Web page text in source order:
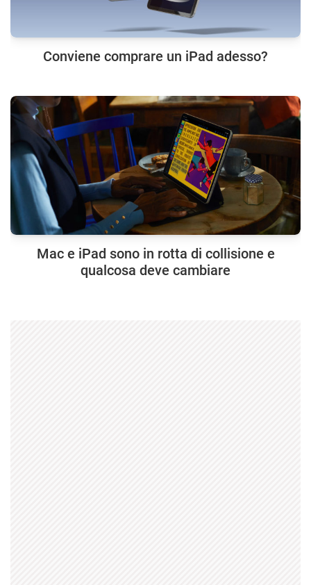
Conviene comprare un iPad adesso?
Mac e iPad sono in rotta di collisione e
qualcosa deve cambiare